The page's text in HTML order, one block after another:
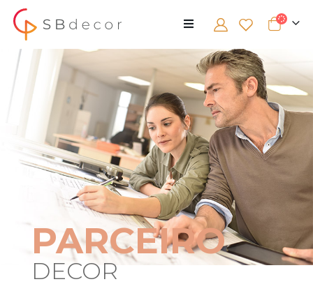
PARCEIRO
DECOR